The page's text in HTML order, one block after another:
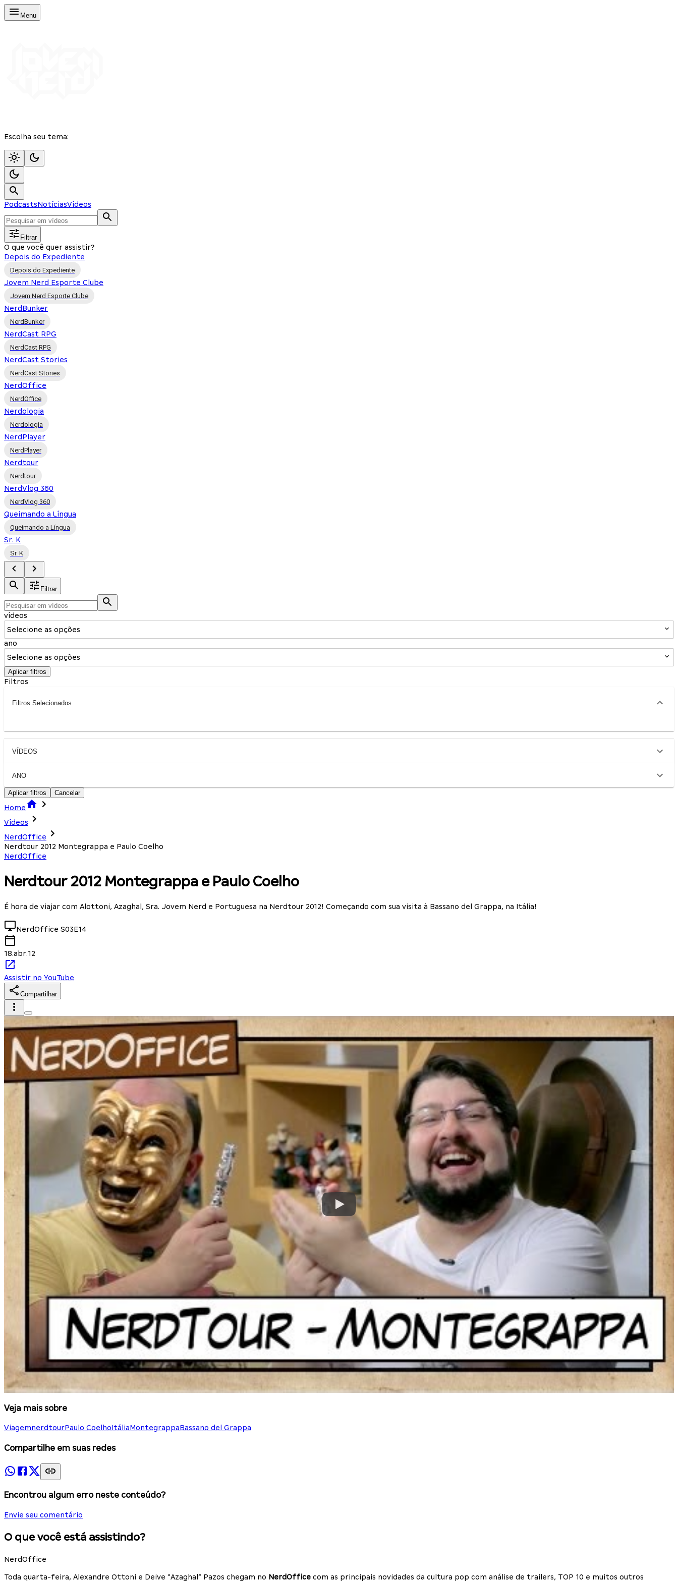
Menu
Escolha seu tema:
PodcastsNotíciasVídeos
Filtrar
O que você quer assistir?
Depois do Expediente
Depois do Expediente
Jovem Nerd Esporte Clube
Jovem Nerd Esporte Clube
NerdBunker
NerdBunker
NerdCast RPG
NerdCast RPG
NerdCast Stories
NerdCast Stories
NerdOffice
NerdOffice
Nerdologia
Nerdologia
NerdPlayer
NerdPlayer
Nerdtour
Nerdtour
NerdVlog 360
NerdVlog 360
Queimando a Língua
Queimando a Língua
Sr. K
Sr. K
Filtrar
vídeos
Selecione as opções
ano
Selecione as opções
Aplicar filtros
Filtros
Filtros Selecionados
VÍDEOS
ANO
Aplicar filtros Cancelar
Home
Vídeos
NerdOffice
Nerdtour 2012 Montegrappa e Paulo Coelho
NerdOffice
Nerdtour 2012 Montegrappa e Paulo Coelho
É hora de viajar com Alottoni, Azaghal, Sra. Jovem Nerd e Portuguesa na Nerdtour 2012! Começando com sua visita à Bassano del Grappa, na Itália!
NerdOffice S03E14
18.abr.12
Assistir no YouTube
Compartilhar
Veja mais sobre
ViagemnerdtourPaulo CoelhoItáliaMontegrappaBassano del Grappa
Compartilhe em suas redes
Encontrou algum erro neste conteúdo?
Envie seu comentário
O que você está assistindo?
NerdOffice
Toda quarta-feira, Alexandre Ottoni e Deive “Azaghal” Pazos chegam no NerdOffice com as principais novidades da cultura pop com análise de trailers, TOP 10 e muitos outros